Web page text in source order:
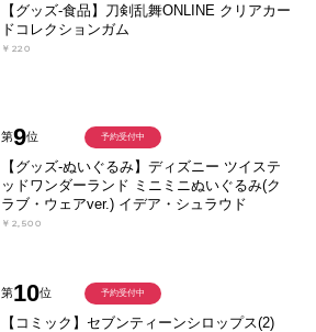
【グッズ-食品】刀剣乱舞ONLINE クリアカー
ドコレクションガム
￥220
第9位
【グッズ-ぬいぐるみ】ディズニー ツイステ
ッドワンダーランド ミニミニぬいぐるみ(ク
ラブ・ウェアver.) イデア・シュラウド
￥2,500
予約受付中
第10位
【コミック】セブンティーンシロップス(2)
予約受付中